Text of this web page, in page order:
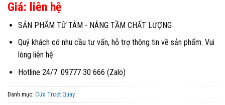
Giá: liên hệ
SẢN PHẨM TỪ TÂM - NÂNG TẦM CHẤT LƯỢNG
Quý khách có nhu cầu tư vấn, hỗ trợ thông tin về sản phẩm. Vui
lòng liên hệ:
Hotline 24/7: 09777 30 666 (Zalo)
Danh mục: Cửa Trượt Quay